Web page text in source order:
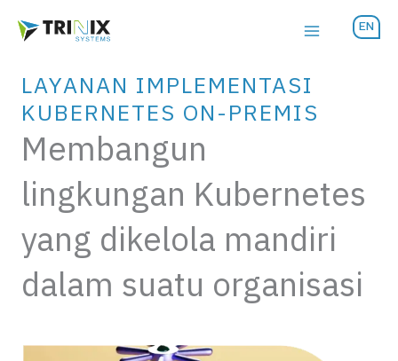
EN
LAYANAN IMPLEMENTASI
KUBERNETES ON-PREMIS
Membangun
lingkungan Kubernetes
yang dikelola mandiri
dalam suatu organisasi